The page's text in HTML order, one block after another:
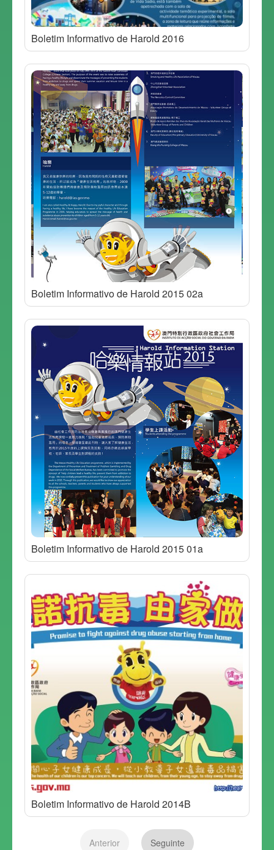
Boletim Informativo de Harold 2016
Boletim Informativo de Harold 2015 02a
Boletim Informativo de Harold 2015 01a
Boletim Informativo de Harold 2014B
Anterior Seguinte